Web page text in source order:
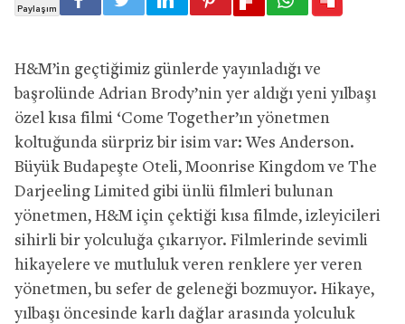
H&M’in geçtiğimiz günlerde yayınladığı ve
başrolünde Adrian Brody’nin yer aldığı yeni yılbaşı
özel kısa filmi ‘Come Together’ın yönetmen
koltuğunda sürpriz bir isim var: Wes Anderson.
Büyük Budapeşte Oteli, Moonrise Kingdom ve The
Darjeeling Limited gibi ünlü filmleri bulunan
yönetmen, H&M için çektiği kısa filmde, izleyicileri
sihirli bir yolculuğa çıkarıyor. Filmlerinde sevimli
hikayelere ve mutluluk veren renklere yer veren
yönetmen, bu sefer de geleneği bozmuyor. Hikaye,
yılbaşı öncesinde karlı dağlar arasında yolculuk